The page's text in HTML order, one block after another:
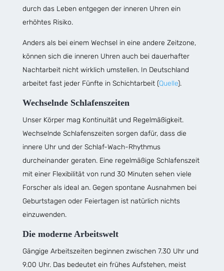
durch das Leben entgegen der inneren Uhren ein
erhöhtes Risiko.
Anders als bei einem Wechsel in eine andere Zeitzone,
können sich die inneren Uhren auch bei dauerhafter
Nachtarbeit nicht wirklich umstellen. In Deutschland
arbeitet fast jeder Fünfte in Schichtarbeit (Quelle).
Wechselnde Schlafenszeiten
Unser Körper mag Kontinuität und Regelmäßigkeit.
Wechselnde Schlafenszeiten sorgen dafür, dass die
innere Uhr und der Schlaf-Wach-Rhythmus
durcheinander geraten. Eine regelmäßige Schlafenszeit
mit einer Flexibilität von rund 30 Minuten sehen viele
Forscher als ideal an. Gegen spontane Ausnahmen bei
Geburtstagen oder Feiertagen ist natürlich nichts
einzuwenden.
Die moderne Arbeitswelt
Gängige Arbeitszeiten beginnen zwischen 7.30 Uhr und
9.00 Uhr. Das bedeutet ein frühes Aufstehen, meist